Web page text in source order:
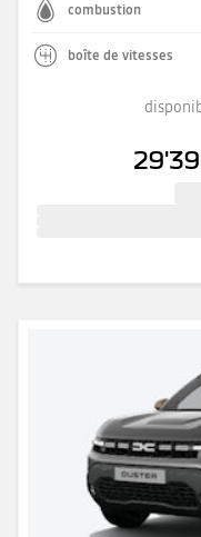
combustion
boîte de vitesses